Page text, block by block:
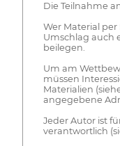
Die Teilnahme
Wer Material
Umschlag auch
beilegen.
Um am
müssen
Materialien
angegebene
Jeder Autor ist
verantwortlich